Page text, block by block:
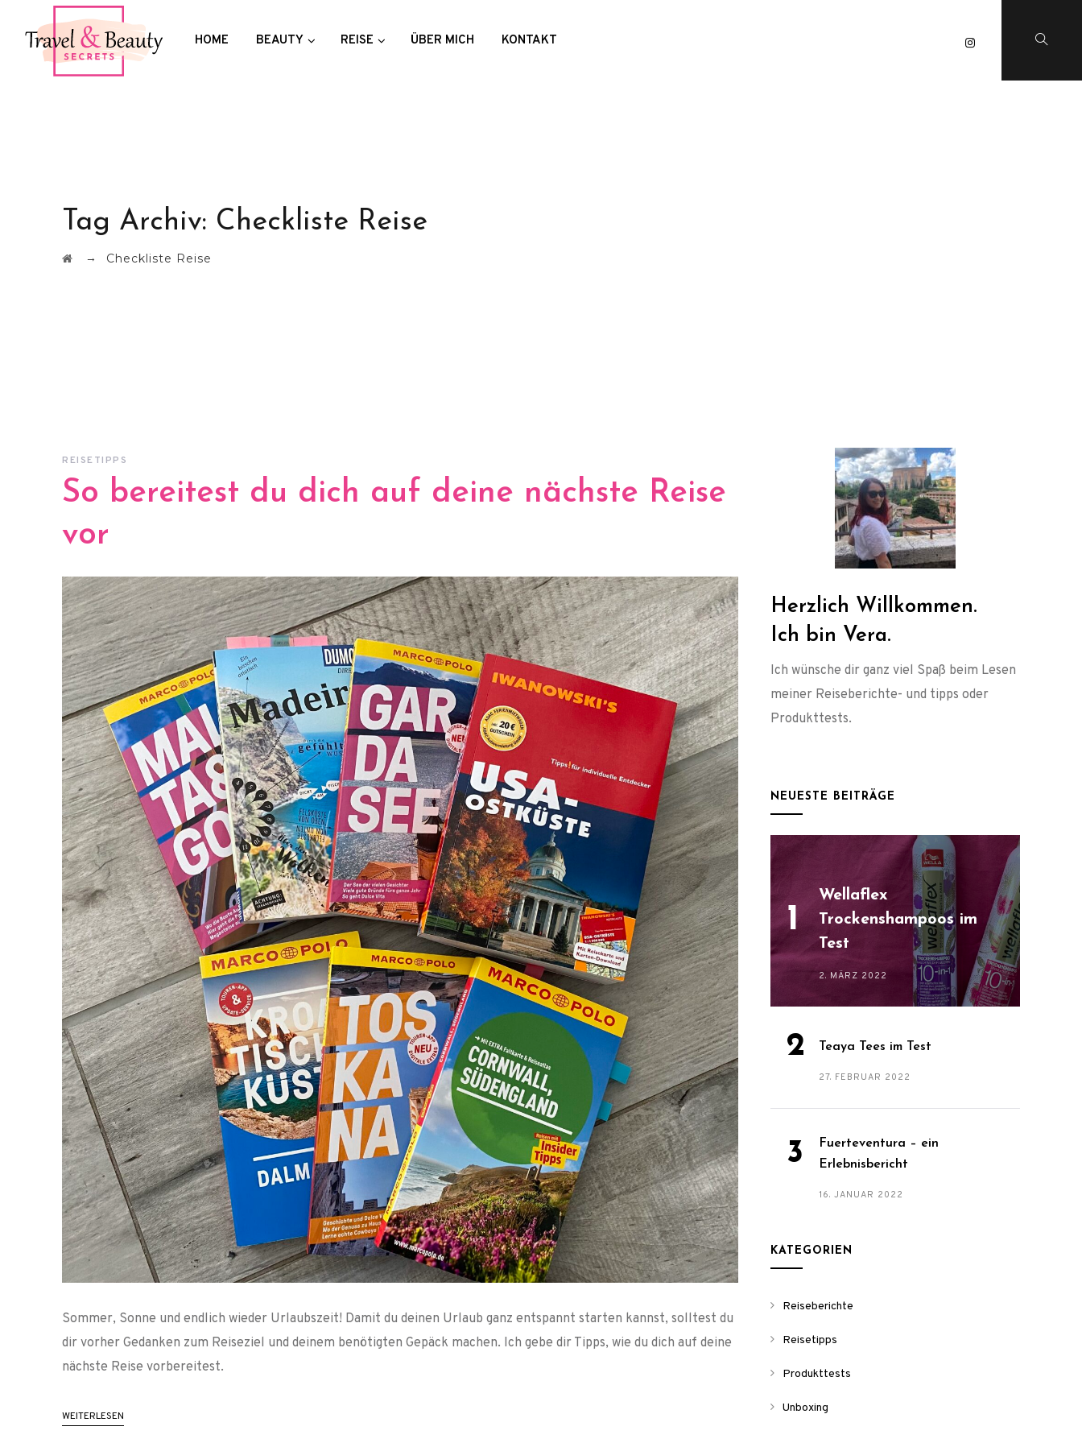
HOME BEAUTY REISE ÜBER MICH KONTAKT
Tag Archiv: Checkliste Reise
→ Checkliste Reise
REISETIPPS
So bereitest du dich auf deine nächste Reise
vor
Sommer, Sonne und endlich wieder Urlaubszeit! Damit du deinen Urlaub ganz entspannt starten kannst, solltest du
dir vorher Gedanken zum Reiseziel und deinem benötigten Gepäck machen. Ich gebe dir Tipps, wie du dich auf deine
nächste Reise vorbereitest.
WEITERLESEN
Herzlich Willkommen.
Ich bin Vera.
Ich wünsche dir ganz viel Spaß beim Lesen
meiner Reiseberichte- und tipps oder
Produkttests.
NEUESTE BEITRÄGE
Wellaflex
Trockenshampoos im
Test
2. MÄRZ 2022
Teaya Tees im Test
27. FEBRUAR 2022
Fuerteventura – ein
Erlebnisbericht
16. JANUAR 2022
KATEGORIEN
Reiseberichte
Reisetipps
Produkttests
Unboxing